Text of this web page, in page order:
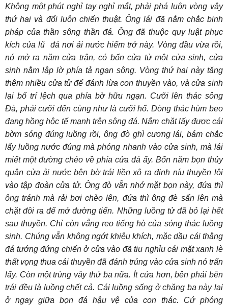
Không một phút nghỉ tay nghỉ mắt, phải phá luôn vòng vây
thứ hai và đổi luôn chiến thuật. Ông lái đã nắm chắc binh
pháp của thần sông thần đá. Ông đã thuộc quy luật phục
kích của lũ đá nơi ải nước hiểm trở này. Vòng đầu vừa rồi,
nó mở ra năm cửa trận, có bốn cửa tử một cửa sinh, cửa
sinh nằm lập lờ phía tả ngạn sông. Vòng thứ hai này tăng
thêm nhiều cửa tử để đánh lừa con thuyền vào, và cửa sinh
lại bố trí lệch qua phía bờ hữu ngạn. Cưỡi lên thác sông
Đà, phải cưỡi đến cùng như là cưỡi hổ. Dòng thác hùm beo
đang hồng hộc tế mạnh trên sông đá. Nắm chặt lấy được cái
bờm sóng đúng luồng rồi, ông đò ghì cương lái, bám chắc
lấy luồng nước đúng mà phóng nhanh vào cửa sinh, mà lái
miết một đường chéo về phía cửa đá ấy. Bốn năm bọn thủy
quân cửa ải nước bên bờ trái liền xô ra định níu thuyền lôi
vào tập đoàn cửa tử. Ông đò vẫn nhớ mặt bọn này, đứa thì
ông tránh mà rải bơi chèo lên, đứa thì ông đè sấn lên mà
chặt đôi ra để mở đường tiến. Những luồng tử đã bỏ lại hết
sau thuyền. Chỉ còn vẳng reo tiếng hò của sóng thác luồng
sinh. Chúng vẫn không ngớt khiêu khích, mặc dầu cái thằng
đá tướng đứng chiến ở cửa vào đã tiu nghỉu cái mặt xanh lè
thất vọng thua cái thuyền đã đánh trúng vào cửa sinh nó trấn
lấy. Còn một trùng vây thứ ba nữa. Ít cửa hơn, bên phải bên
trái đều là luồng chết cả. Cái luồng sống ở chặng ba này lại
ở ngay giữa bọn đá hậu vệ của con thác. Cứ phóng